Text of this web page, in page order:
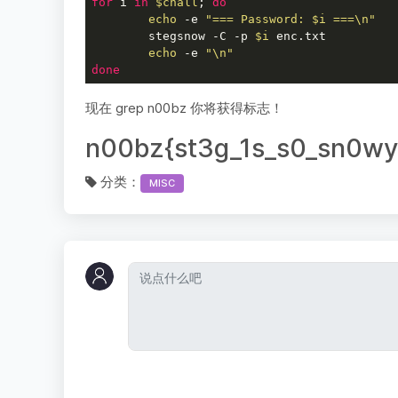
echo
-e "=== Password: $i
===\n"
        stegsnow -C -p
$i
enc.txt
echo
-e
"\n"
done
现在 grep n00bz 你将获得标志！
分类： MISC